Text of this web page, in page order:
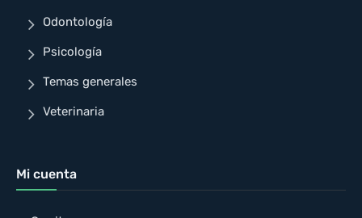
Odontología
Psicología
Temas generales
Veterinaria
Mi cuenta